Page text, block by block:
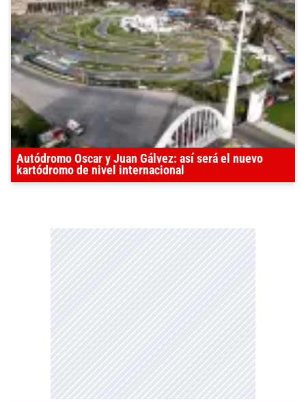
Autódromo Oscar y Juan Gálvez: así será el nuevo
kartódromo de nivel internacional